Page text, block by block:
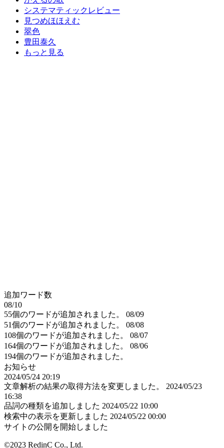
システマティックレビュー
見つめほほえむ
翠色
豊田泰久
もっと見る
追加ワード数
08/10
55個のワードが追加されました。
08/09
51個のワードが追加されました。
08/08
108個のワードが追加されました。
08/07
164個のワードが追加されました。
08/06
194個のワードが追加されました。
お知らせ
2024/05/24 20:19
文章解析の結果の取得方法を変更しました。
2024/05/23
16:38
品詞の種類を追加しました 2024/05/22 10:00
検索中の表示を更新しました 2024/05/22 00:00
サイトの公開を開始しました
©2023 RedinC Co., Ltd.